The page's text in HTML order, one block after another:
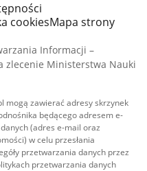
cookiesMapa strony
Informacji –
zlecenie Ministerstwa Nauki
mogą zawierać adresy skrzynek
będącego adresem e-
(adres e-mail oraz
w celu przesłania
przetwarzania danych przez
przetwarzania danych